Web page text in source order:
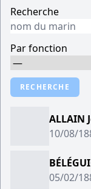
Recherche
Par fonction
RECHERCHE
ALLAIN
10/08/
05/02/